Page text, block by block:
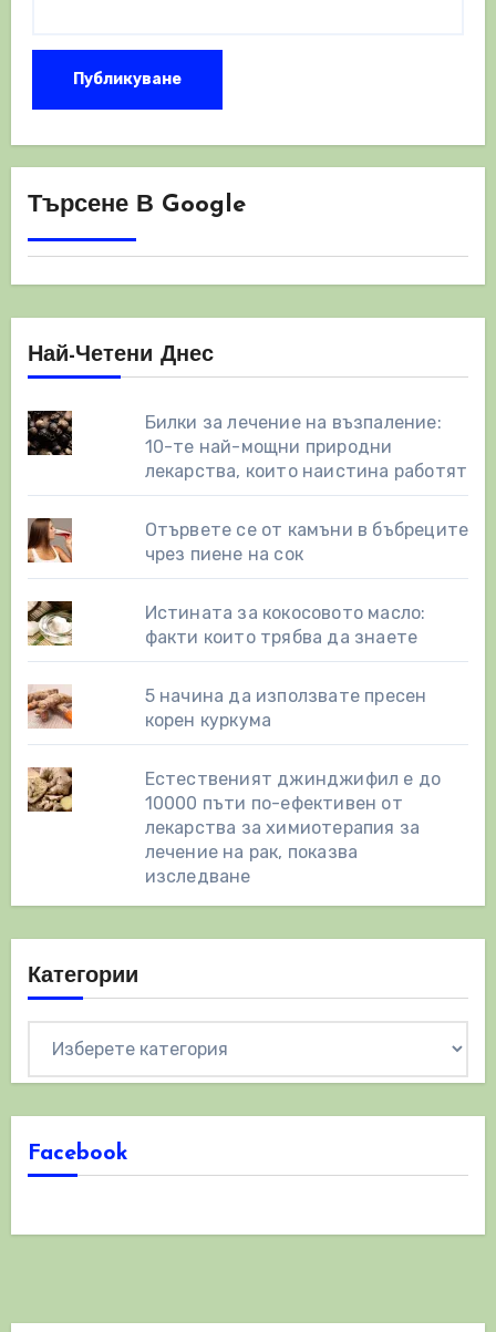
Търсене В Google
Най-Четени Днес
Билки за лечение на възпаление:
10-те най-мощни природни
лекарства, които наистина работят
Отървете се от камъни в бъбреците
чрез пиене на сок
Истината за кокосовото масло:
факти които трябва да знаете
5 начина да използвате пресен
корен куркума
Естественият джинджифил е до
10000 пъти по-ефективен от
лекарства за химиотерапия за
лечение на рак, показва
изследване
Категории
Facebook